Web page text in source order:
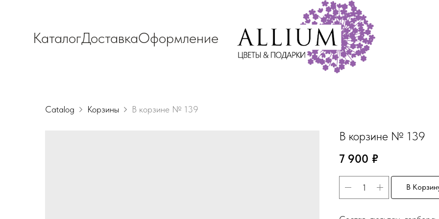
КаталогДоставкаОформление
Catalog Корзины В корзине № 139
В корзине № 139
7 900 ₽
В